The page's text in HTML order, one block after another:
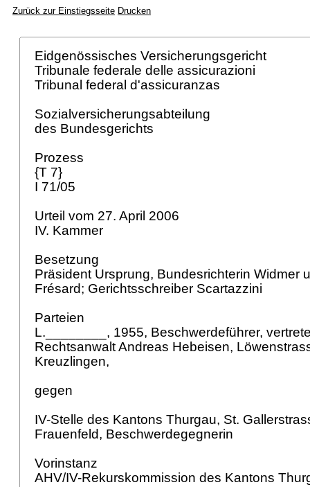
Zurück zur Einstiegsseite Drucken
Eidgenössisches Versicherungsgericht
Tribunale federale delle assicurazioni
Tribunal federal d'assicuranzas
Sozialversicherungsabteilung
des Bundesgerichts
Prozess
{T 7}
I 71/05
Urteil vom 27. April 2006
IV. Kammer
Besetzung
Präsident Ursprung, Bundesrichterin Widmer
Frésard; Gerichtsschreiber Scartazzini
Parteien
L.________, 1955, Beschwerdeführer,
Rechtsanwalt Andreas Hebeisen,
Kreuzlingen,
gegen
IV-Stelle des Kantons Thurgau, St.
Frauenfeld, Beschwerdegegnerin
Vorinstanz
AHV/IV-Rekurskommission des Kantons